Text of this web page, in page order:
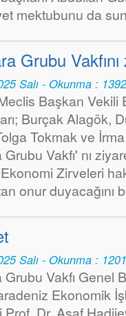
mektubunu da
Grubu
Salı - Okunma : 1392
Başkan Vekili
Burçak Alagök,
Tokmak ve
Vakfı' nı
Zirveleri
onur duyacağını
Salı - Okunma : 1201
Vakfı Genel
Ekonomik